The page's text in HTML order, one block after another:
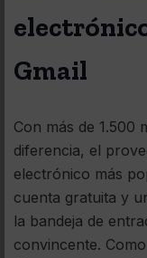
Gmail
Con más de 1.500
diferencia, el
electrónico más
cuenta gratuita y
la bandeja de
convincente.